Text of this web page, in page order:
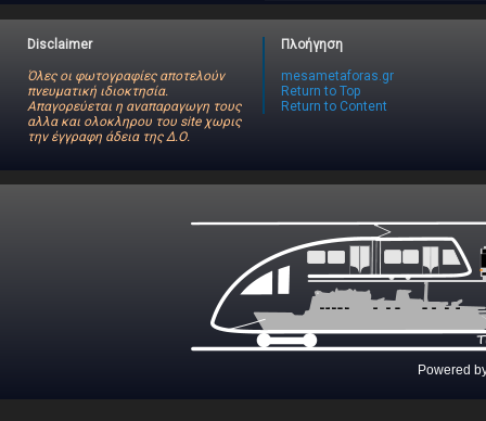
Disclaimer
Όλες οι φωτογραφίες αποτελούν
πνευματική ιδιοκτησία.
Απαγορεύεται η αναπαραγωγη τους
αλλα και ολοκληρου του site χωρις
την έγγραφη άδεια της Δ.Ο.
Πλοήγηση
mesametaforas.gr
Return to Top
Return to Content
Powered